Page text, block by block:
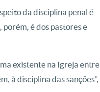
da disciplina penal é
é dos pastores e
existente na Igreja entre
à disciplina das sanções”,